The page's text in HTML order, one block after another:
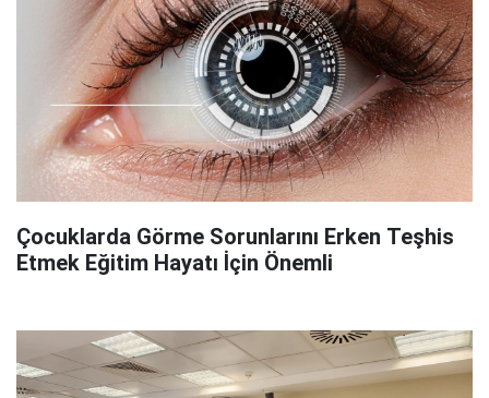
Çocuklarda Görme Sorunlarını Erken Teşhis
Etmek Eğitim Hayatı İçin Önemli